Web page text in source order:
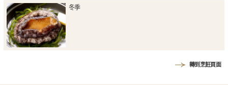
冬季
轉到烹飪頁面